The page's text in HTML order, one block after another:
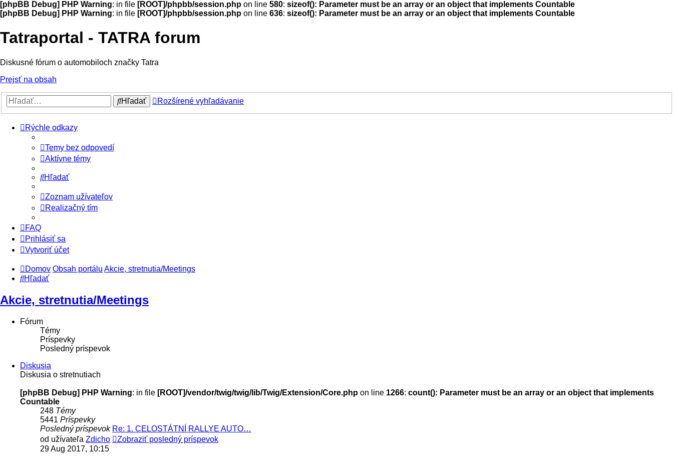
[phpBB Debug] PHP Warning: in file [ROOT]/phpbb/session.php on line 580: sizeof(): Parameter must be an array or an object that implements Countable
[phpBB Debug] PHP Warning: in file [ROOT]/phpbb/session.php on line 636: sizeof(): Parameter must be an array or an object that implements Countable
Tatraportal - TATRA forum
Diskusné fórum o automobiloch značky Tatra
Prejsť na obsah
Hľadať Rozšírené vyhľadávanie
Rýchle odkazy
Temy bez odpovedí
Aktívne témy
Hľadať
Zoznam užívateľov
Realizačný tím
FAQ
Prihlásiť sa
Vytvoriť účet
Domov Obsah portálu Akcie, stretnutia/Meetings
Hľadať
Akcie, stretnutia/Meetings
Fórum
Témy
Príspevky
Posledný príspevok
Diskusia
Diskusia o stretnutiach
[phpBB Debug] PHP Warning: in file [ROOT]/vendor/twig/twig/lib/Twig/Extension/Core.php on line 1266: count(): Parameter must be an array or an object that implements
Countable
248 Témy
5441 Príspevky
Posledný príspevok Re: 1. CELOSTÁTNÍ RALLYE AUTO…
od užívateľa Zdicho
Zobraziť posledný príspevok
29 Aug 2017, 10:15